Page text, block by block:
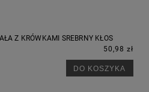
Z KRÓWKAMI SREBRNY KŁOS
50,98 zł
DO KOSZYKA